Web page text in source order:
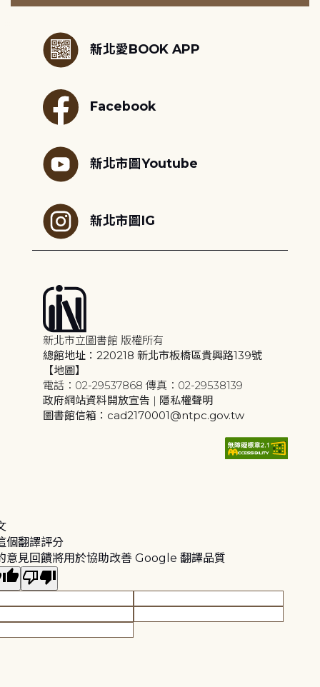
新北愛BOOK APP
Facebook
新北市圖Youtube
新北市圖IG
新北市立圖書館 版權所有
總館地址：220218 新北市板橋區貴興路139號
【地圖】
電話：02-29537868 傳真：02-29538139
政府網站資料開放宣告 | 隱私權聲明
圖書館信箱：cad2170001@ntpc.gov.tw
個翻譯評分
意見回饋將用於協助改善 Google 翻譯品質